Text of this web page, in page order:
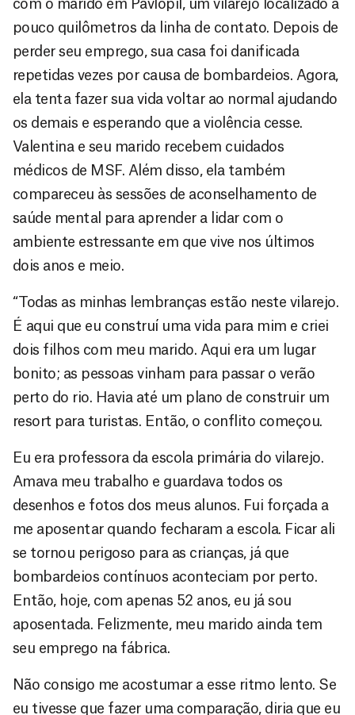
com o marido em Pavlopil, um vilarejo localizado a
pouco quilômetros da linha de contato. Depois de
perder seu emprego, sua casa foi danificada
repetidas vezes por causa de bombardeios. Agora,
ela tenta fazer sua vida voltar ao normal ajudando
os demais e esperando que a violência cesse.
Valentina e seu marido recebem cuidados
médicos de MSF. Além disso, ela também
compareceu às sessões de aconselhamento de
saúde mental para aprender a lidar com o
ambiente estressante em que vive nos últimos
dois anos e meio.
“Todas as minhas lembranças estão neste vilarejo.
É aqui que eu construí uma vida para mim e criei
dois filhos com meu marido. Aqui era um lugar
bonito; as pessoas vinham para passar o verão
perto do rio. Havia até um plano de construir um
resort para turistas. Então, o conflito começou.
Eu era professora da escola primária do vilarejo.
Amava meu trabalho e guardava todos os
desenhos e fotos dos meus alunos. Fui forçada a
me aposentar quando fecharam a escola. Ficar ali
se tornou perigoso para as crianças, já que
bombardeios contínuos aconteciam por perto.
Então, hoje, com apenas 52 anos, eu já sou
aposentada. Felizmente, meu marido ainda tem
seu emprego na fábrica.
Não consigo me acostumar a esse ritmo lento. Se
eu tivesse que fazer uma comparação, diria que eu